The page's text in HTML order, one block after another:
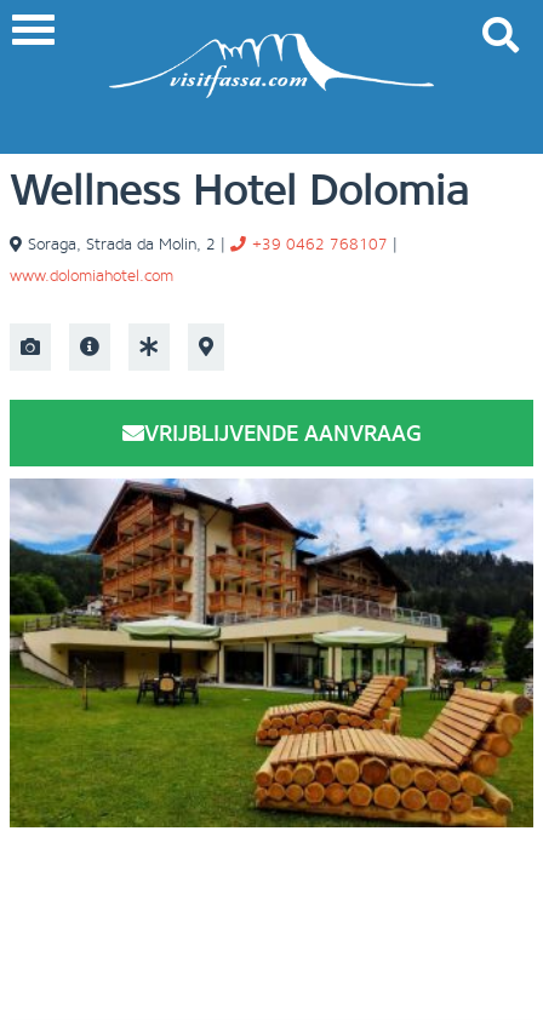
Wellness Hotel Dolomia
Soraga, Strada da Molin, 2 | +39 0462 768107 |
www.dolomiahotel.com
VRIJBLIJVENDE AANVRAAG